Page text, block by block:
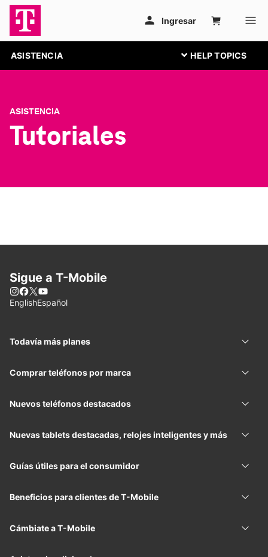
ASISTENCIA
ASISTENCIA
Tutoriales